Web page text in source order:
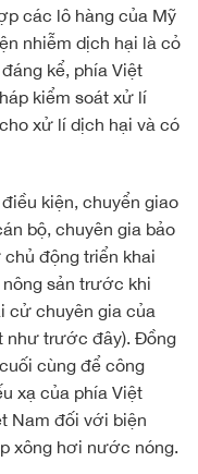
các lô hàng của Mỹ
nhiễm dịch hại là cỏ
kể, phía Việt
kiểm soát xử lí
xử lí dịch hại và có
kiện, chuyển giao
bộ, chuyên gia bảo
động triển khai
sản trước khi
cử chuyên gia của
như trước đây). Đồng
cùng để công
xạ của phía Việt
Nam đối với biện
xông hơi nước nóng.